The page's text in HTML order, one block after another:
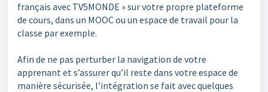
français avec TV5MONDE » sur votre propre plateforme
de cours, dans un MOOC ou un espace de travail pour la
classe par exemple.
Afin de ne pas perturber la navigation de votre
apprenant et s’assurer qu’il reste dans votre espace de
manière sécurisée, l’intégration se fait avec quelques